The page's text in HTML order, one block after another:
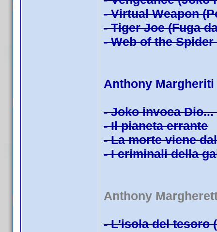
- Virtual Weapon
- Tiger Joe (Fuga
- Web of the
Anthony Margheriti
- Joko invoca
- Il pianeta errante
- La morte viene
- I criminali della
Anthony
- L'isola del tesoro